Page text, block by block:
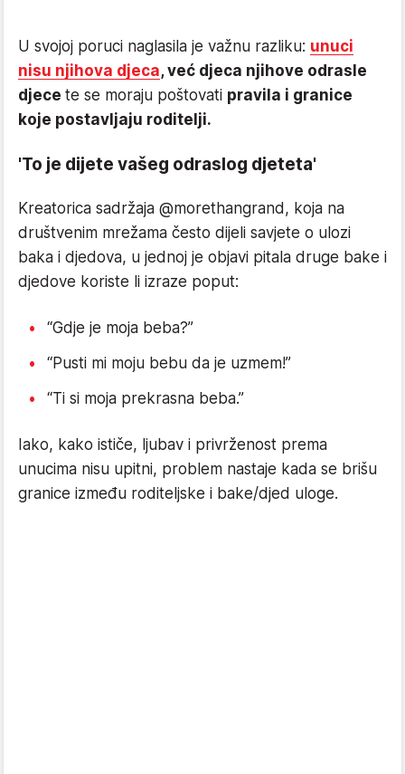
U svojoj poruci naglasila je važnu razliku: unuci
nisu njihova djeca, već djeca njihove odrasle
djece te se moraju poštovati pravila i granice
koje postavljaju roditelji.
'To je dijete vašeg odraslog djeteta'
Kreatorica sadržaja @morethangrand, koja na
društvenim mrežama često dijeli savjete o ulozi
baka i djedova, u jednoj je objavi pitala druge bake i
djedove koriste li izraze poput:
“Gdje je moja beba?”
“Pusti mi moju bebu da je uzmem!”
“Ti si moja prekrasna beba.”
Iako, kako ističe, ljubav i privrženost prema
unucima nisu upitni, problem nastaje kada se brišu
granice između roditeljske i bake/djed uloge.